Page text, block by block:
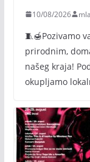
10/08/2026
🧵🍯Pozivamo
prirodnim,
našeg kraja!
okupljamo